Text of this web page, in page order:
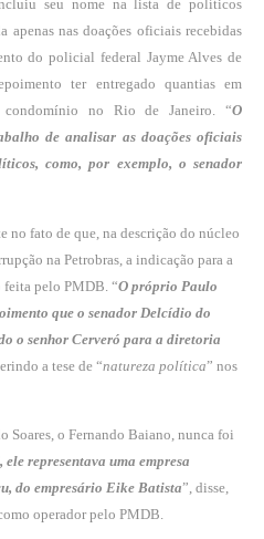
seu nome na lista de políticos
apenas nas doações oficiais recebidas
do policial federal Jayme Alves de
ter entregado quantias em
no Rio de Janeiro. “O
de analisar as doações oficiais
como, por exemplo, o senador
no fato de que, na descrição do núcleo
na Petrobras, a indicação para a
pelo PMDB. “O próprio Paulo
que o senador Delcídio do
o senhor Cerveró para a diretoria
a tese de “natureza política” nos
Soares, o Fernando Baiano, nunca foi
ele representava uma empresa
do empresário Eike Batista”, disse,
operador pelo PMDB.